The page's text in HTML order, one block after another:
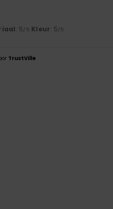
: 5/5 Kleur: 5/5
TrustVille